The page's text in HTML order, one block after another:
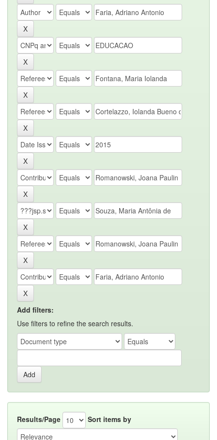
Add filters:
Use filters to refine the search results.
Results/Page Sort items by